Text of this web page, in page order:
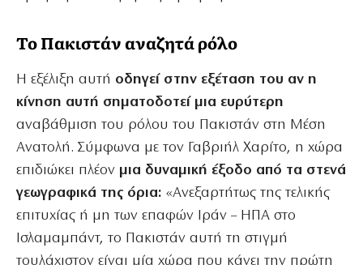
Το Πακιστάν αναζητά ρόλο
Η εξέλιξη αυτή οδηγεί στην εξέταση του αν η
κίνηση αυτή σηματοδοτεί μια ευρύτερη
αναβάθμιση του ρόλου του Πακιστάν στη Μέση
Ανατολή. Σύμφωνα με τον Γαβριήλ Χαρίτο, η χώρα
επιδιώκει πλέον μια δυναμική έξοδο από τα στενά
γεωγραφικά της όρια: «Ανεξαρτήτως της τελικής
επιτυχίας ή μη των επαφών Ιράν – ΗΠΑ στο
Ισλαμαμπάντ, το Πακιστάν αυτή τη στιγμή
τουλάχιστον είναι μία χώρα που κάνει την πρώτη